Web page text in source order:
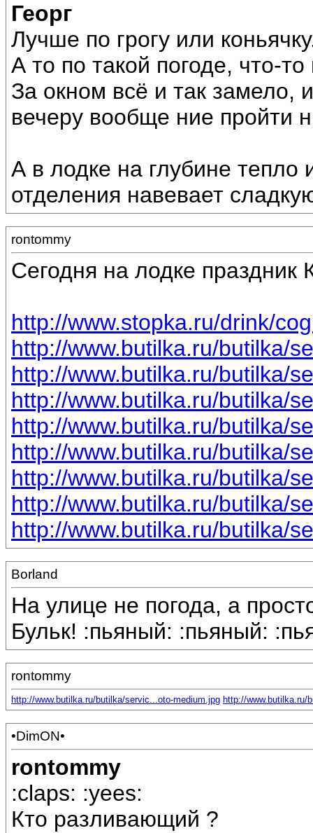
Георг
Лучше по грогу или
А то по такой погоде, что-
За окном всё и так замело,
вечеру вообще ние пройти
А в лодке на глубине тепло
отделения навевает
rontommy
Сегодня на лодке
http://www.stopka.ru/drink/
http://www.butilka.ru/butilka/
http://www.butilka.ru/butilka/
http://www.butilka.ru/butilka/
http://www.butilka.ru/butilka/
http://www.butilka.ru/butilka/
http://www.butilka.ru/butilka/
http://www.butilka.ru/butilka/
http://www.butilka.ru/butilka/
Borland
На улице не погода, а
Бульк! :пьяный: :пьяный:
rontommy
http://www.butilka.ru/butilka/servic...oto-medium.jpg http://www.butilka.ru/
•DimON•
rontommy
:claps: :yees:
Кто разливающий ?